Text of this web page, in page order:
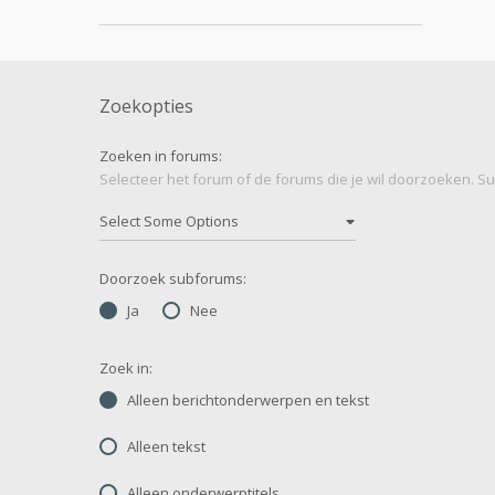
Zoekopties
Zoeken in forums:
Selecteer het forum of de forums die je wil doorzoeken.
Doorzoek subforums:
Ja
Nee
Zoek in:
Alleen berichtonderwerpen en tekst
Alleen tekst